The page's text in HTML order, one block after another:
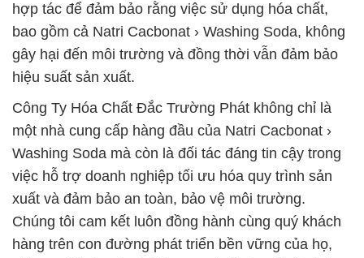
hợp tác để đảm bảo rằng việc sử dụng hóa chất,
bao gồm cả Natri Cacbonat › Washing Soda, không
gây hại đến môi trường và đồng thời vẫn đảm bảo
hiệu suất sản xuất.
Công Ty Hóa Chất Đắc Trường Phát không chỉ là
một nhà cung cấp hàng đầu của Natri Cacbonat ›
Washing Soda mà còn là đối tác đáng tin cậy trong
việc hỗ trợ doanh nghiệp tối ưu hóa quy trình sản
xuất và đảm bảo an toàn, bảo vệ môi trường.
Chúng tôi cam kết luôn đồng hành cùng quý khách
hàng trên con đường phát triển bền vững của họ,